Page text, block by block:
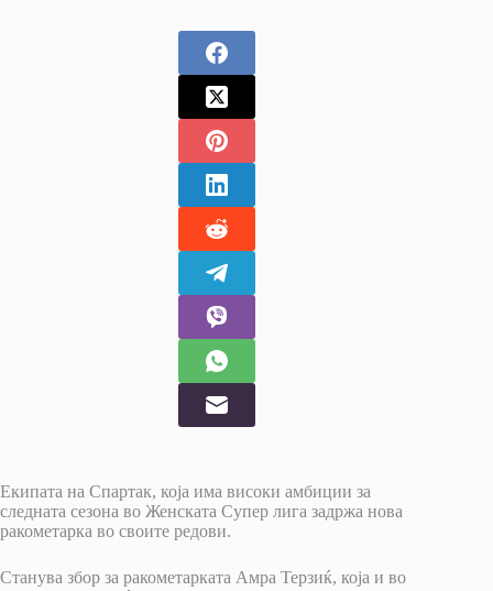
Екипата на Спартак, која има високи амбиции за
следната сезона во Женската Супер лига задржа нова
ракометарка во своите редови.
Станува збор за ракометарката Амра Терзиќ, која и во